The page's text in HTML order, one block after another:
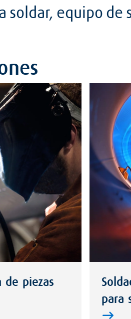
soldar, equipo de
de piezas
para